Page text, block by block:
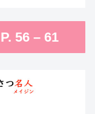
56 – 61